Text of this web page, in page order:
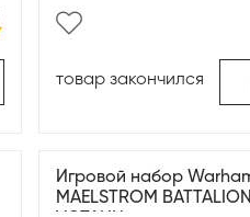
товар закончился
Игровой набор
MAELSTROM